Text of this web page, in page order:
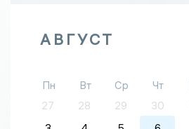
АВГУСТ
Пн Вт Ср Чт
27
28 29 30